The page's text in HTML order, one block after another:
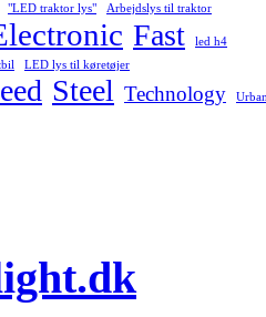
"LED traktor lys" Arbejdslys til traktor
Fast
led h4
LED lys til køretøjer
Steel Technology